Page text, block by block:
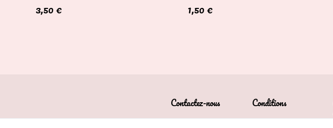
3,50 €
1,50 €
Contactez-nous Conditions